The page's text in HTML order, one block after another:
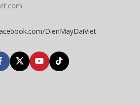
DienMayDaiViet